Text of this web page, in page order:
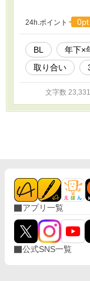
弟が二階堂 柚斗(
で小さい頃からず
き虫でよく友達や
かし中学生にもな
しっかり者。でも
け。それを理解し
ちょいな一期を常
ろはいまだ健在。
愛模様。いざご覧
24h.ポイント 0pt
BL 年下×
取り合い
文字数 23,331
アプリ一覧
公式SNS一覧